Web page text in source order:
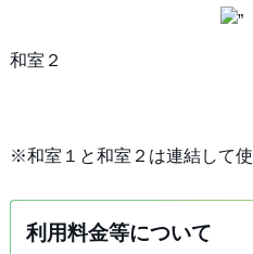
和室２
※和室１と和室２は連結して使
利用料金等について